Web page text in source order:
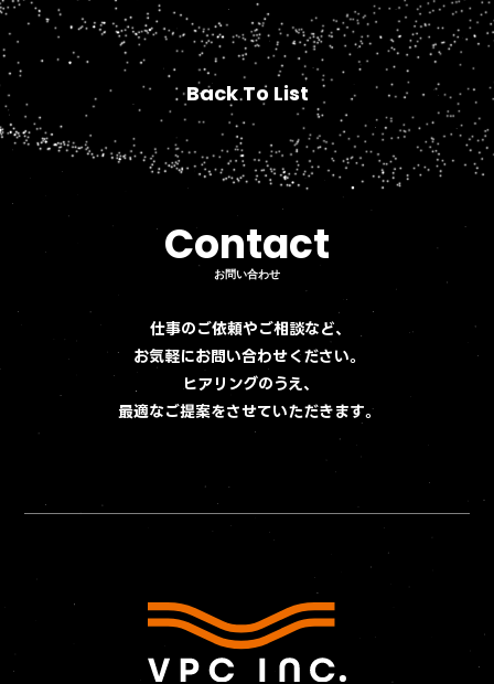
Back To List
Back To List
Contact
Contact
お問い合わせ
仕事のご依頼やご相談など、
お気軽にお問い合わせください。
ヒアリングのうえ、
最適なご提案をさせていただきます。